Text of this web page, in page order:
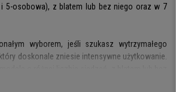
i 5-osobowa), z blatem lub bez niego oraz w 7
wyborem, jeśli szukasz wytrzymałego
doskonale zniesie intensywne użytkowanie.